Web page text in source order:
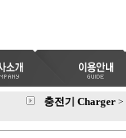
충전기 Charger >